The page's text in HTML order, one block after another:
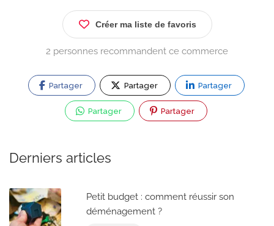
Créer ma liste de favoris
2 personnes recommandent ce commerce
Partager Partager Partager
Partager Partager
Derniers articles
Petit budget : comment réussir son
déménagement ?